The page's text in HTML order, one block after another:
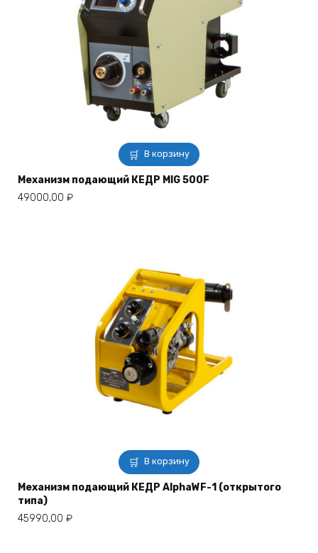
В корзину
Механизм подающий КЕДР MIG 500F
49000,00 ₽
В корзину
Механизм подающий КЕДР AlphaWF-1 (открытого
типа)
45990,00 ₽